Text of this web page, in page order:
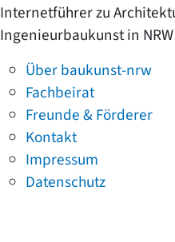
Internetführer zu
Ingenieurbaukunst in NRW
Über baukunst-nrw
Fachbeirat
Freunde & Förderer
Kontakt
Impressum
Datenschutz